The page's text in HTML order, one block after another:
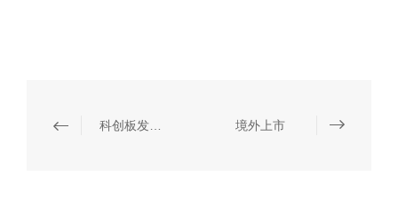
境外上市